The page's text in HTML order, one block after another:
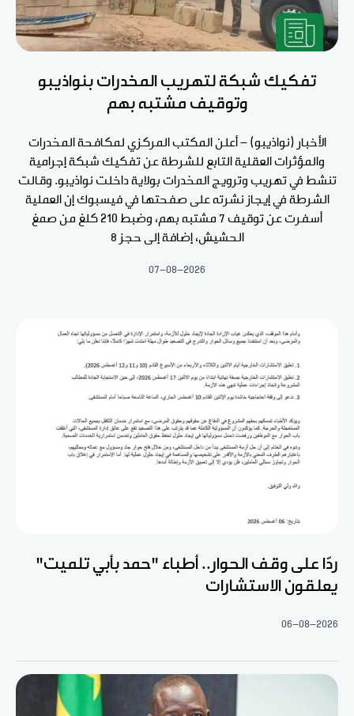
ردّا على وقف الحوار.. أطباء "حمد بأبي تلميت"
يعلقون الاستشارات
06-08-2026
تفكيك شبكة لتهريب المخدرات بنواذيبو
وتوقيف مشتبه بهم
الأخبار (نواذيبو) - أعلن المكتب المركزي لمكافحة المخدرات
والمؤثرات العقلية التابع للشرطة عن تفكيك شبكة إجرامية
تنشط في تهريب وترويج المخدرات بولاية داخلت نواذيبو. وقالت
الشرطة في إيجاز نشرته على صفحتها في فيسبوك إن العملية
أسفرت عن توقيف 7 مشتبه بهم، وضبط 210 كلغ من صمغ
الحشيش، إضافة إلى حجز 8
07-08-2026